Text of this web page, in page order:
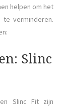
helpen om het
verminderen.
Slinc
Slinc Fit zijn